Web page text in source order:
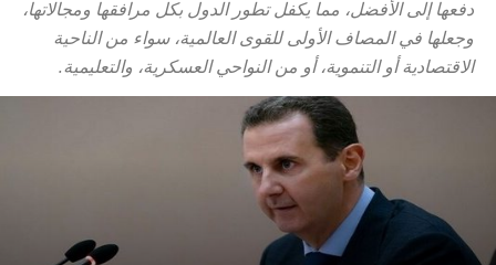
دفعها إلى الأفضل، مما يكفل تطور الدول بكل مرافقها ومجالاتها،
وجعلها في المصاف الأولى للقوى العالمية، سواء من الناحية
الاقتصادية أو التنموية، أو من النواحي العسكرية، والتعليمية.